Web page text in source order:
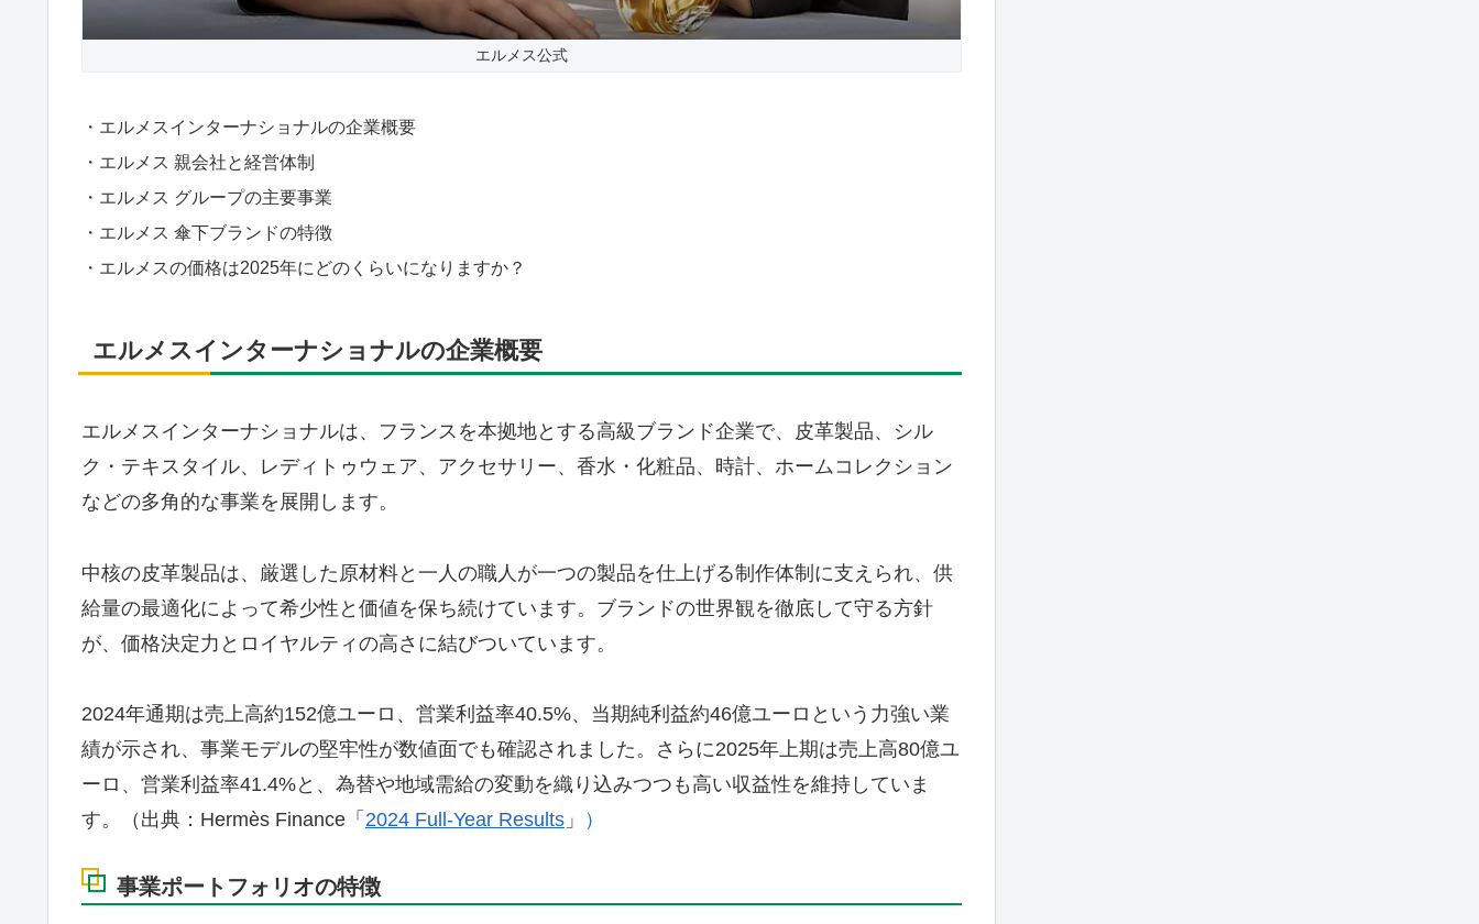
エルメス公式
・エルメスインターナショナルの企業概要
・エルメス 親会社と経営体制
・エルメス グループの主要事業
・エルメス 傘下ブランドの特徴
・エルメスの価格は2025年にどのくらいになりますか？
エルメスインターナショナルの企業概要
エルメスインターナショナルは、フランスを本拠地とする高級ブランド企業で、皮革製品、シル
ク・テキスタイル、レディトゥウェア、アクセサリー、香水・化粧品、時計、ホームコレクション
などの多角的な事業を展開します。
中核の皮革製品は、厳選した原材料と一人の職人が一つの製品を仕上げる制作体制に支えられ、供
給量の最適化によって希少性と価値を保ち続けています。ブランドの世界観を徹底して守る方針
が、価格決定力とロイヤルティの高さに結びついています。
2024年通期は売上高約152億ユーロ、営業利益率40.5%、当期純利益約46億ユーロという力強い業
績が示され、事業モデルの堅牢性が数値面でも確認されました。さらに2025年上期は売上高80億ユ
ーロ、営業利益率41.4%と、為替や地域需給の変動を織り込みつつも高い収益性を維持していま
す。（出典：Hermès Finance「 2024 Full-Year Results 」 ）
事業ポートフォリオの特徴